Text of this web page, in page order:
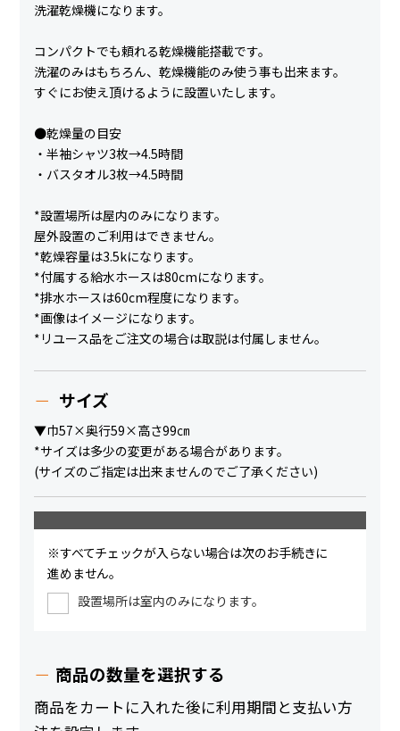
洗濯乾燥機になります。
コンパクトでも頼れる乾燥機能搭載です。
洗濯のみはもちろん、乾燥機能のみ使う事も出来ます。
すぐにお使え頂けるように設置いたします。
●乾燥量の目安
・半袖シャツ3枚→4.5時間
・バスタオル3枚→4.5時間
*設置場所は屋内のみになります。
屋外設置のご利用はできません。
*乾燥容量は3.5kになります。
*付属する給水ホースは80cmになります。
*排水ホースは60cm程度になります。
*画像はイメージになります。
*リユース品をご注文の場合は取説は付属しません。
サイズ
▼巾57×奥行59×高さ99㎝
*サイズは多少の変更がある場合があります。
(サイズのご指定は出来ませんのでご了承ください)
※すべてチェックが入らない場合は次のお手続きに
進めません。
設置場所は室内のみになります。
商品の数量を選択する
商品をカートに入れた後に利用期間と支払い方